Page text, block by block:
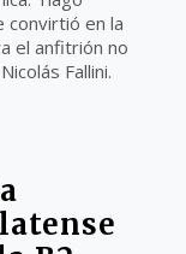
convirtió en la
el anfitrión no
Fallini.